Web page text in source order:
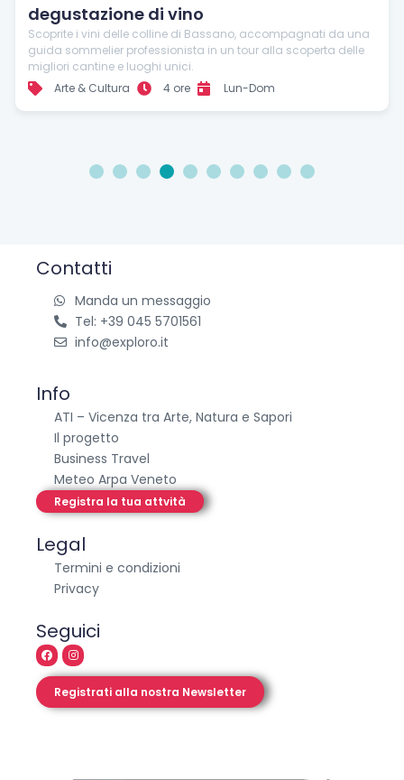
degustazione di vino
Scoprite i vini delle colline di Bassano, accompagnati da una
guida sommelier professionista in un tour alla scoperta delle
migliori cantine e luoghi unici.
Arte & Cultura
4 ore Lun-Dom
3 4 5 6 7 8 9 10
Contatti
Manda un messaggio
Tel: +39 045 5701561
info@exploro.it
Info
ATI – Vicenza tra Arte, Natura e Sapori
Il progetto
Business Travel
Meteo Arpa Veneto
Registra la tua attvità
Legal
Termini e condizioni
Privacy
Seguici
Registrati alla nostra Newsletter